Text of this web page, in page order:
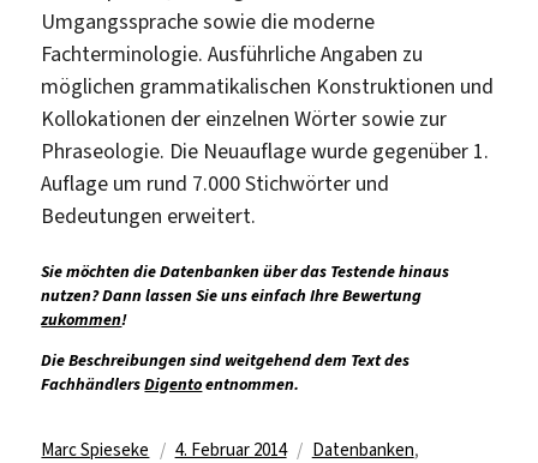
Umgangssprache sowie die moderne
Fachterminologie. Ausführliche Angaben zu
möglichen grammatikalischen Konstruktionen und
Kollokationen der einzelnen Wörter sowie zur
Phraseologie. Die Neuauflage wurde gegenüber 1.
Auflage um rund 7.000 Stichwörter und
Bedeutungen erweitert.
Sie möchten die Datenbanken über das Testende hinaus
nutzen? Dann lassen Sie uns einfach Ihre Bewertung
zukommen!
Die Beschreibungen sind weitgehend dem Text des
FachhändlersDigentoentnommen.
Autor
Marc Spieseke
Veröffentlicht
4. Februar 2014 Kategorien
Datenbanken,